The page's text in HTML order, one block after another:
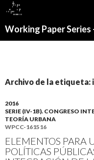
Archivo de la etiqueta:
2016
SERIE (IV-1B). CONGRESO
TEORÍA URBANA
WPCC-161516
ELEMENTOS PARA
POLÍTICAS